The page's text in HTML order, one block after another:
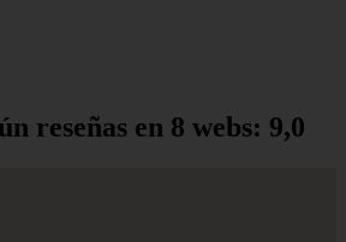
reseñas en 8 webs: 9,0